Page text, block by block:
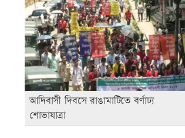
আদিবাসী দিবসে রাঙামাটিতে বর্ণাঢ্য
শোভাযাত্রা